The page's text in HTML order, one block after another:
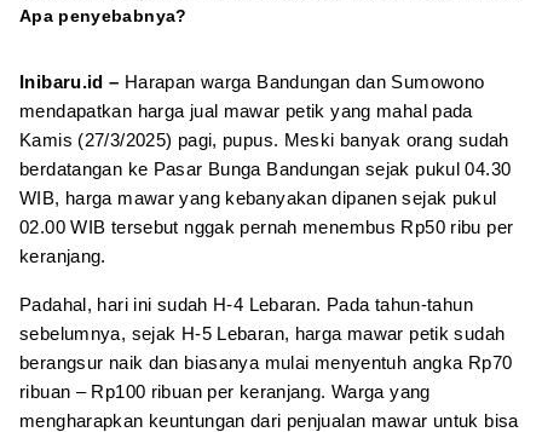
Apa penyebabnya?
Inibaru.id – Harapan warga Bandungan dan Sumowono
mendapatkan harga jual mawar petik yang mahal pada
Kamis (27/3/2025) pagi, pupus. Meski banyak orang sudah
berdatangan ke Pasar Bunga Bandungan sejak pukul 04.30
WIB, harga mawar yang kebanyakan dipanen sejak pukul
02.00 WIB tersebut nggak pernah menembus Rp50 ribu per
keranjang.
Padahal, hari ini sudah H-4 Lebaran. Pada tahun-tahun
sebelumnya, sejak H-5 Lebaran, harga mawar petik sudah
berangsur naik dan biasanya mulai menyentuh angka Rp70
ribuan – Rp100 ribuan per keranjang. Warga yang
mengharapkan keuntungan dari penjualan mawar untuk bisa